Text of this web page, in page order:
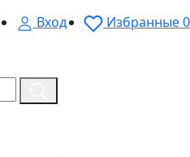
Вход Избранные0